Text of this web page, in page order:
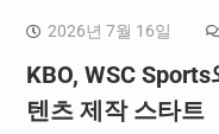
2026년 7월 16일
KBO, WSC
텐츠 제작 스타트